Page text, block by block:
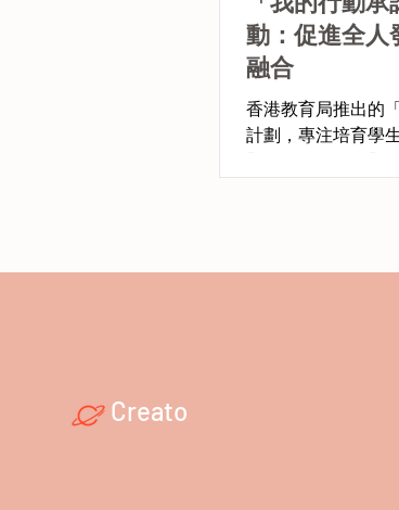
動：促進全人
融合
香港教育局推出的
計劃，專注培育學
展的資金保障，推
Creato